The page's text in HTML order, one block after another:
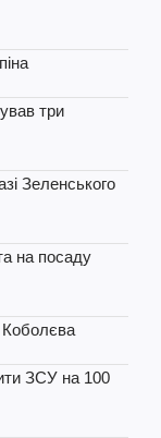
три
Зеленського
на посаду
ЗСУ на 100